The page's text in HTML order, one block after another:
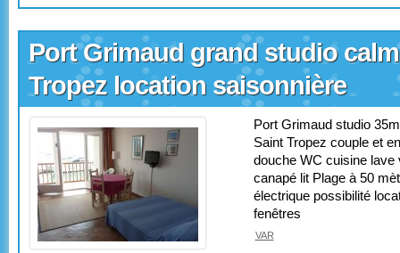
Port Grimaud grand studio
Tropez location saisonnière
Port Grimaud studio
Saint Tropez couple et
douche WC cuisine lave
canapé lit Plage à 50
électrique possibilité
fenêtres
VAR